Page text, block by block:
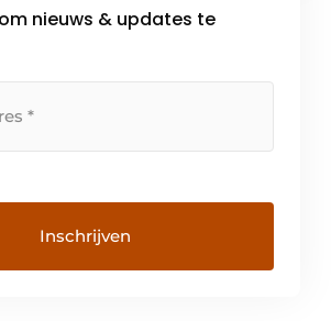
nieuws & updates te